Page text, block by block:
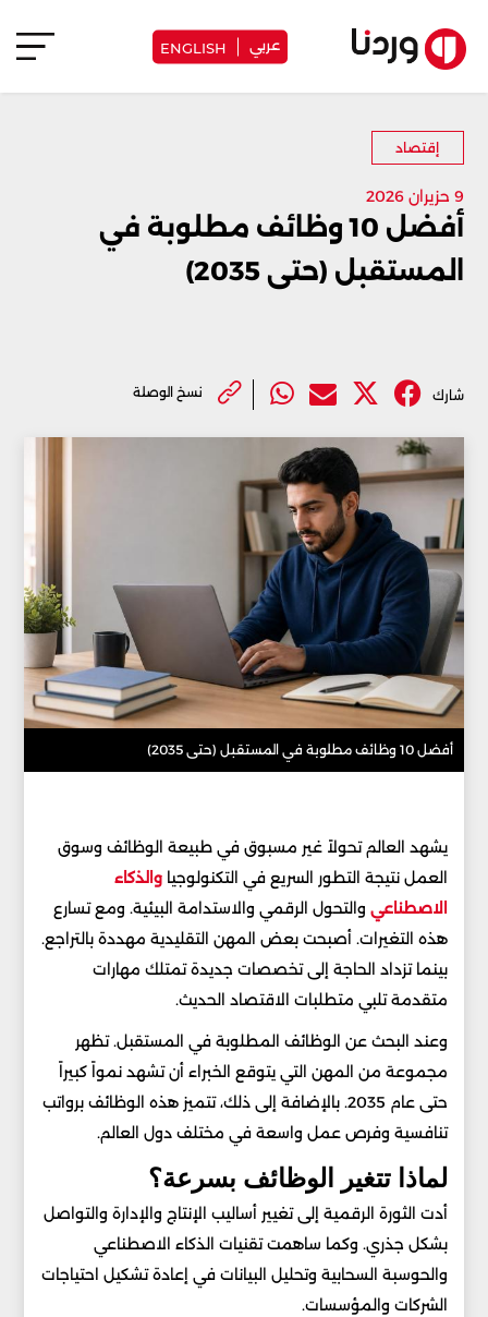
عربي ENGLISH
إقتصاد
9 حزيران 2026
أفضل 10 وظائف مطلوبة في
المستقبل (حتى 2035)
شارك نسخ الوصلة
أفضل 10 وظائف مطلوبة في المستقبل (حتى 2035)
يشهد العالم تحولاً غير مسبوق في طبيعة الوظائف وسوق
العمل نتيجة التطور السريع في التكنولوجياوالذكاء
الاصطناعي والتحول الرقمي والاستدامة البيئية. ومع تسارع
هذه التغيرات. أصبحت بعض المهن التقليدية مهددة بالتراجع.
بينما تزداد الحاجة إلى تخصصات جديدة تمتلك مهارات
متقدمة تلبي متطلبات الاقتصاد الحديث.
وعند البحث عن الوظائف المطلوبة في المستقبل. تظهر
مجموعة من المهن التي يتوقع الخبراء أن تشهد نمواً كبيراً
حتى عام 2035. بالإضافة إلى ذلك، تتميز هذه الوظائف برواتب
تنافسية وفرص عمل واسعة في مختلف دول العالم.
لماذا تتغير الوظائف بسرعة؟
أدت الثورة الرقمية إلى تغيير أساليب الإنتاج والإدارة والتواصل
بشكل جذري. وكما ساهمت تقنيات الذكاء الاصطناعي
والحوسبة السحابية وتحليل البيانات في إعادة تشكيل احتياجات
الشركات والمؤسسات.